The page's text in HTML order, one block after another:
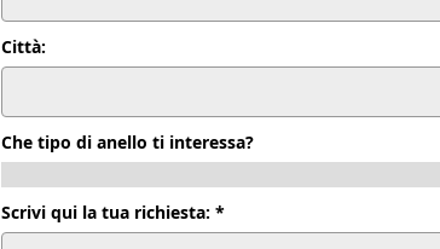
Città:
Che tipo di anello ti interessa?
Scrivi qui la tua richiesta: *